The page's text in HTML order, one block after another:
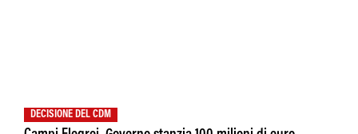
DECISIONE DEL CDM